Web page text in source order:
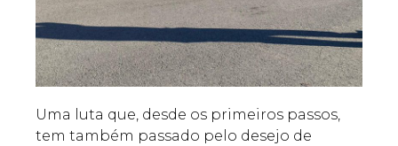
Uma luta que, desde os primeiros passos,
tem também passado pelo desejo de